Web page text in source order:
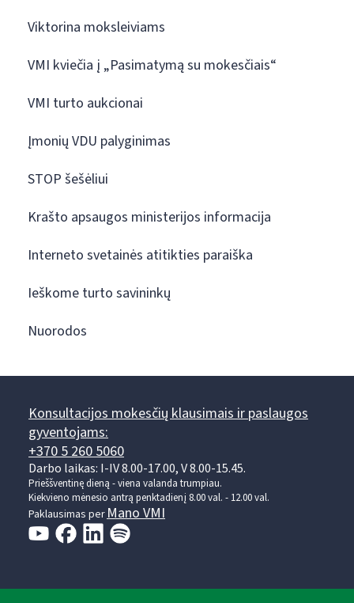
Viktorina moksleiviams
VMI kviečia į „Pasimatymą su mokesčiais“
VMI turto aukcionai
Įmonių VDU palyginimas
STOP šešėliui
Krašto apsaugos ministerijos informacija
Interneto svetainės atitikties paraiška
Ieškome turto savininkų
Nuorodos
Konsultacijos mokesčių klausimais ir paslaugos
gyventojams:
+370 5 260 5060
Darbo laikas: I-IV 8.00-17.00, V 8.00-15.45.
Prieššventinę dieną - viena valanda trumpiau.
Kiekvieno mėnesio antrą penktadienį 8.00 val. - 12.00 val.
Paklausimas per Mano VMI